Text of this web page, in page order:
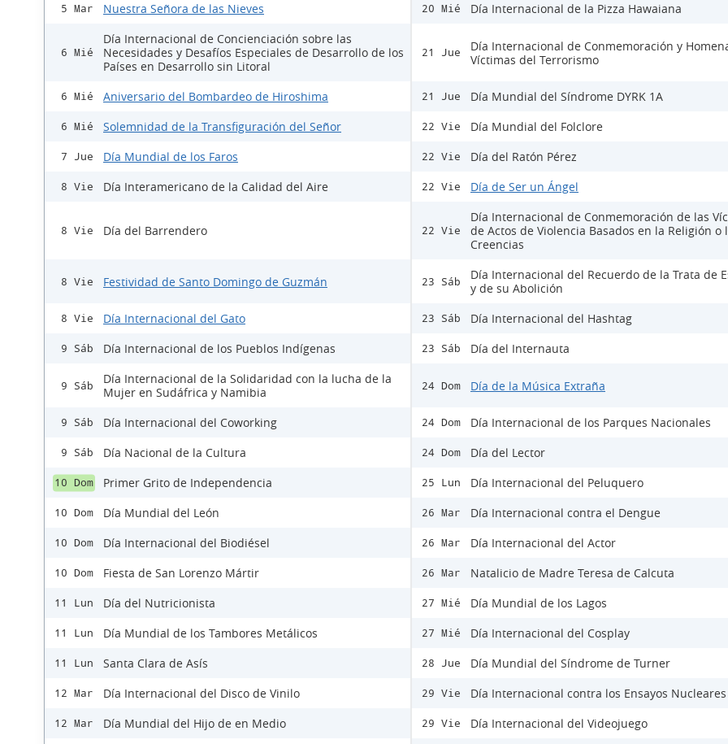
5 Mar Nuestra Señora de las Nieves
6 Mié
Día Internacional de Concienciación sobre las
Necesidades y Desafíos Especiales de Desarrollo de los
Países en Desarrollo sin Litoral
6 Mié Aniversario del Bombardeo de Hiroshima
6 Mié Solemnidad de la Transfiguración del Señor
7 Jue Día Mundial de los Faros
8 Vie Día Interamericano de la Calidad del Aire
8 Vie Día del Barrendero
8 Vie Festividad de Santo Domingo de Guzmán
8 Vie Día Internacional del Gato
9 Sáb Día Internacional de los Pueblos Indígenas
9 Sáb
Día Internacional de la Solidaridad con la lucha de la
Mujer en Sudáfrica y Namibia
9 Sáb Día Internacional del Coworking
9 Sáb Día Nacional de la Cultura
10 Dom Primer Grito de Independencia
10 Dom Día Mundial del León
10 Dom Día Internacional del Biodiésel
10 Dom Fiesta de San Lorenzo Mártir
11 Lun Día del Nutricionista
11 Lun Día Mundial de los Tambores Metálicos
11 Lun Santa Clara de Asís
12 Mar Día Internacional del Disco de Vinilo
12 Mar Día Mundial del Hijo de en Medio
20 Mié Día Internacional de la Pizza Hawaiana
21 Jue
Día Internacional de Conmemoración y
Víctimas del Terrorismo
21 Jue Día Mundial del Síndrome DYRK 1A
22 Vie Día Mundial del Folclore
22 Vie Día del Ratón Pérez
22 Vie Día de Ser un Ángel
22 Vie
Día Internacional de Conmemoración de las
de Actos de Violencia Basados en la Religión o
Creencias
23 Sáb
Día Internacional del Recuerdo de la Trata de
y de su Abolición
23 Sáb Día Internacional del Hashtag
23 Sáb Día del Internauta
24 Dom Día de la Música Extraña
24 Dom Día Internacional de los Parques Nacionales
24 Dom Día del Lector
25 Lun Día Internacional del Peluquero
26 Mar Día Internacional contra el Dengue
26 Mar Día Internacional del Actor
26 Mar Natalicio de Madre Teresa de Calcuta
27 Mié Día Mundial de los Lagos
27 Mié Día Internacional del Cosplay
28 Jue Día Mundial del Síndrome de Turner
29 Vie Día Internacional contra los Ensayos Nucleares
29 Vie Día Internacional del Videojuego